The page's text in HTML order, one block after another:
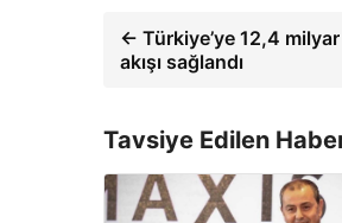
← Türkiye’ye 12,4 milyar
akışı sağlandı
Tavsiye Edilen